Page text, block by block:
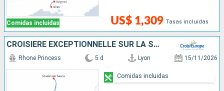
Comidas incluidas US$ 1,309 Tasas incluidas
CROISIÈRE EXCEPTIONNELLE SUR LA SAÔNE POUR CÉLÉBRER LE BEAUJOLAIS NOUVEAU
Rhone Princess 5 d Lyon 15/11/2026
Comidas incluidas